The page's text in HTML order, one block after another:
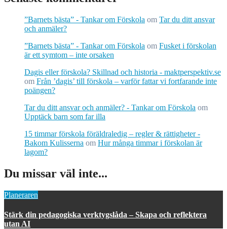
”Barnets bästa” - Tankar om Förskola om Tar du ditt ansvar
och anmäler?
”Barnets bästa” - Tankar om Förskola om Fusket i förskolan
är ett symtom – inte orsaken
Dagis eller förskola? Skillnad och historia - maktperspektiv.se
om Från ’dagis’ till förskola – varför fattar vi fortfarande inte
poängen?
Tar du ditt ansvar och anmäler? - Tankar om Förskola om
Upptäck barn som far illa
15 timmar förskola föräldraledig – regler & rättigheter -
Bakom Kulisserna om Hur många timmar i förskolan är
lagom?
Du missar väl inte...
Planeraren
Stärk din pedagogiska verktygslåda – Skapa och reflektera
utan AI